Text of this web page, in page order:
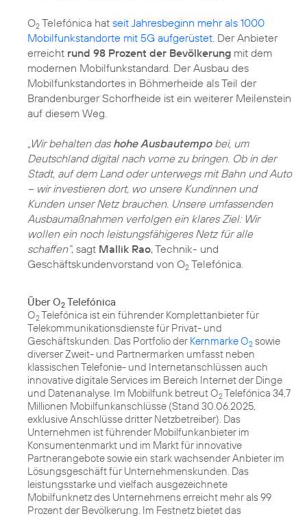
O2 Telefónica hat seit Jahresbeginn mehr als 1000
Mobilfunkstandorte mit 5G aufgerüstet . Der Anbieter
erreicht rund 98 Prozent der Bevölkerung mit dem
modernen Mobilfunkstandard. Der Ausbau des
Mobilfunkstandortes in Böhmerheide als Teil der
Brandenburger Schorfheide ist ein weiterer Meilenstein
auf diesem Weg.
„Wir behalten das hohe Ausbautempobei, um
Deutschland digital nach vorne zu bringen. Ob in der
Stadt, auf dem Land oder unterwegs mit Bahn und Auto
– wir investieren dort, wo unsere Kundinnen und
Kunden unser Netz brauchen. Unsere umfassenden
Ausbaumaßnahmen verfolgen ein klares Ziel: Wir
wollen ein noch leistungsfähigeres Netz für alle
schaffen“, sagt Mallik Rao, Technik- und
Geschäftskundenvorstand von O2 Telefónica.
Über O2 Telefónica
O2Telefónica ist ein führender Komplettanbieter für
Telekommunikationsdienste für Privat- und
Geschäftskunden. Das Portfolio der Kernmarke O2 sowie
diverser Zweit- und Partnermarken umfasst neben
klassischen Telefonie- und Internetanschlüssen auch
innovative digitale Services im Bereich Internet der Dinge
und Datenanalyse. Im Mobilfunk betreut O2Telefónica 34,7
Millionen Mobilfunkanschlüsse (Stand 30.06.2025,
exklusive Anschlüsse dritter Netzbetreiber). Das
Unternehmen ist führender Mobilfunkanbieter im
Konsumentenmarkt und im Markt für innovative
Partnerangebote sowie ein stark wachsender Anbieter im
Lösungsgeschäft für Unternehmenskunden. Das
leistungsstarke und vielfach ausgezeichnete
Mobilfunknetz des Unternehmens erreicht mehr als 99
Prozent der Bevölkerung. Im Festnetz bietet das